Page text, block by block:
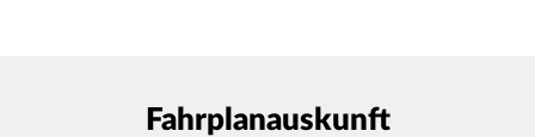
Fahrplanauskunft